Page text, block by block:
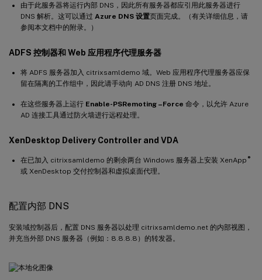
由于此服务器将运行内部 DNS，因此所有服务器都应引用此服务器进行
DNS 解析。这可以通过 Azure DNS 设置页面完成。（有关详细信息，请
参阅本文档中的附录。）
ADFS 控制器和 Web 应用程序代理服务器
将 ADFS 服务器加入 citrixsamldemo 域。Web 应用程序代理服务器应保
留在隔离的工作组中，因此请手动向 AD DNS 注册 DNS 地址。
在这些服务器上运行 Enable-PSRemoting –Force 命令，以允许 Azure
AD 连接工具通过防火墙进行远程处理。
XenDesktop Delivery Controller and VDA
在已加入 citrixsamldemo 的剩余两台 Windows 服务器上安装 XenApp ®
或 XenDesktop 交付控制器和虚拟桌面代理。
配置内部 DNS
安装域控制器后，配置 DNS 服务器以处理 citrixsamldemo.net 的内部视图，
并充当外部 DNS 服务器（例如：8.8.8.8）的转发器。